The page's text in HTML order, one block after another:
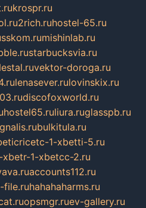
krospr.ru
2rich.ruhostel-65.ru
mishinlab.ru
starbucksvia.ru
vektor-doroga.ru
lenasever.rulovinskix.ru
discofoxworld.ru
hostel65.ruliura.ruglasspb.ru
gnalis.rubulkitula.ru
1-xbetti-5.ru
1-xbetcc-2.ru
accounts112.ru
file.ruhahahaharms.ru
opsmgr.ruev-gallery.ru